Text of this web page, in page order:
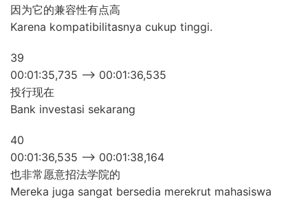
因为它的兼容性有点高
Karena kompatibilitasnya cukup tinggi.
39
00:01:35,735 –> 00:01:36,535
投行现在
Bank investasi sekarang
40
00:01:36,535 –> 00:01:38,164
也非常愿意招法学院的
Mereka juga sangat bersedia merekrut mahasiswa